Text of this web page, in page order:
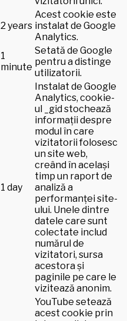
2 years
Acest cookie este
instalat de Google
Analytics.
1
minute
Setată de Google
pentru a distinge
utilizatorii.
1 day
Instalat de Google
Analytics, cookie-
ul _gid stochează
informații despre
modul în care
vizitatorii folosesc
un site web,
creând în același
timp un raport de
analiză a
performanței site-
ului. Unele dintre
datele care sunt
colectate includ
numărul de
vizitatori, sursa
acestora și
paginile pe care le
vizitează anonim.
YouTube setează
acest cookie prin